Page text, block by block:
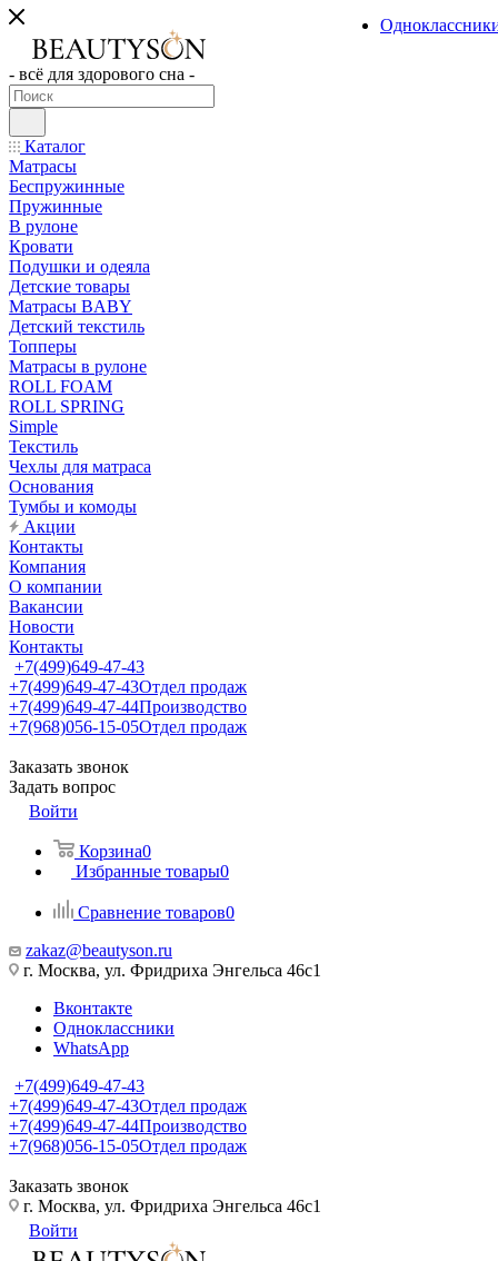
- всё для здорового сна -
Каталог
Матрасы
Беспружинные
Пружинные
В рулоне
Кровати
Подушки и одеяла
Детские товары
Матрасы BABY
Детский текстиль
Топперы
Матрасы в рулоне
ROLL FOAM
ROLL SPRING
Simple
Текстиль
Чехлы для матраса
Основания
Тумбы и комоды
Акции
Контакты
Компания
О компании
Вакансии
Новости
Контакты
+7(499)649-47-43
+7(499)649-47-43Отдел продаж
+7(499)649-47-44Производство
+7(968)056-15-05Отдел продаж
Заказать звонок
Задать вопрос
Войти
Корзина0
Избранные товары0
Сравнение товаров0
zakaz@beautyson.ru
г. Москва, ул. Фридриха Энгельса 46с1
Вконтакте
Одноклассники
WhatsApp
+7(499)649-47-43
+7(499)649-47-43Отдел продаж
+7(499)649-47-44Производство
+7(968)056-15-05Отдел продаж
Заказать звонок
г. Москва, ул. Фридриха Энгельса 46с1
Войти